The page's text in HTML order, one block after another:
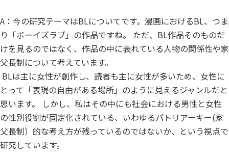
A：今の研究テーマはBLについてです。漫画におけるBL、つま
り「ボーイズラブ」の作品ですね。 ただ、BL作品そのものだ
けを見るのではなく、作品の中に表れている人物の関係性や家
父長制について考えています。
BLは主に女性が創作し、読者も主に女性が多いため、女性に
とって「表現の自由がある場所」のように見えるジャンルだと
思います。 しかし、私はその中にも社会における男性と女性
の性別役割が固定化されている、いわゆるパトリアーキー(家
父長制）的な考え方が残っているのではないか、という視点で
研究しています。